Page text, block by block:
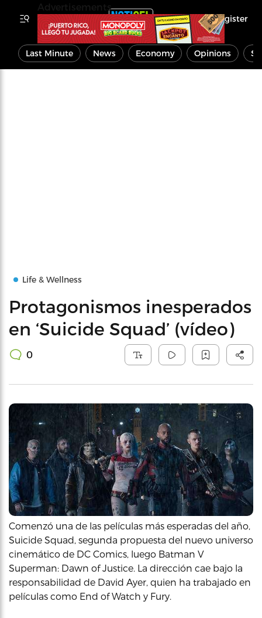
Register
Last Minute News Economy Opinions
Life & Wellness
Protagonismos inesperados
en ‘Suicide Squad’ (vídeo)
0
Comenzó una de las películas más esperadas del año,
Suicide Squad, segunda propuesta del nuevo universo
cinemático de DC Comics, luego Batman V
Superman: Dawn of Justice. La dirección cae bajo la
responsabilidad de David Ayer, quien ha trabajado en
películas como End of Watch y Fury.
Advertisements